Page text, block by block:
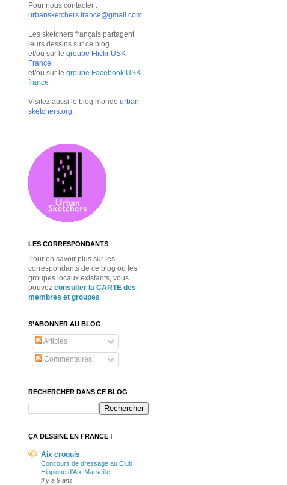
Pour nous contacter :
urbansketchers.france@gmail.com
Les sketchers français partagent
leurs dessins sur ce blog
et/ou sur le groupe Flickr USK
France
et/ou sur le groupe Facebook USK
france
Visitez aussi le blog monde urban
sketchers.org
LES CORRESPONDANTS
Pour en savoir plus sur les
correspondants de ce blog ou les
groupes locaux existants, vous
pouvez consulter la CARTE des
membres et groupes
S’ABONNER AU BLOG
Articles
Commentaires
RECHERCHER DANS CE BLOG
ÇA DESSINE EN FRANCE !
Aix croquis
Concours de dressage au Club
Hippique d'Aix-Marseille
Il y a 9 ans